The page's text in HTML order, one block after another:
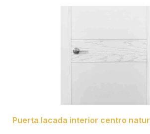
Puerta lacada interior centro natur